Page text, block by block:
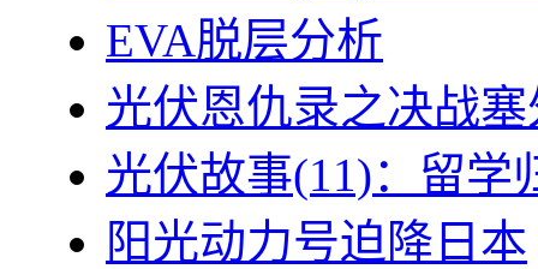
EVA脱层分析
光伏恩仇录之决战
光伏故事(11)：留学
阳光动力号迫降日本